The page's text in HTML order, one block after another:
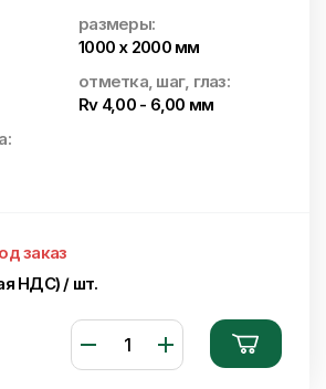
размеры:
1000 x 2000 мм
отметка, шаг, глаз:
Rv 4,00 - 6,00 мм
заказ
НДС) / шт.